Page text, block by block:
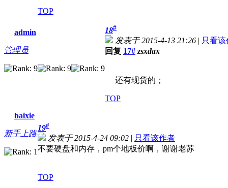
TOP
admin
管理员
18#
发表于 2015-4-13 21:26 | 只看该
回复 17# zsxdax
还有现货的；
TOP
baixie
新手上路
19#
发表于 2015-4-24 09:02 | 只看该作者
不要硬盘和内存，pm个地板价啊，谢谢老苏
TOP